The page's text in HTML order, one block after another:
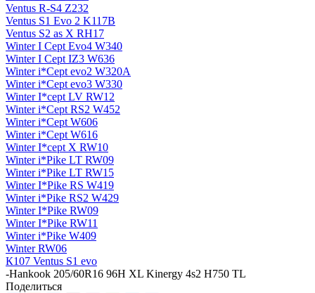
Ventus R-S4 Z232
Ventus S1 Evo 2 K117B
Ventus S2 as X RH17
Winter I Cept Evo4 W340
Winter I Cept IZ3 W636
Winter i*Cept evo2 W320A
Winter i*Cept evo3 W330
Winter I*cept LV RW12
Winter i*Cept RS2 W452
Winter i*Cept W606
Winter i*Cept W616
Winter I*cept X RW10
Winter i*Pike LT RW09
Winter i*Pike LT RW15
Winter I*Pike RS W419
Winter i*Pike RS2 W429
Winter I*Pike RW09
Winter I*Pike RW11
Winter i*Pike W409
Winter RW06
К107 Ventus S1 evo
-Hankook 205/60R16 96H XL Kinergy 4s2 H750 TL
Поделиться